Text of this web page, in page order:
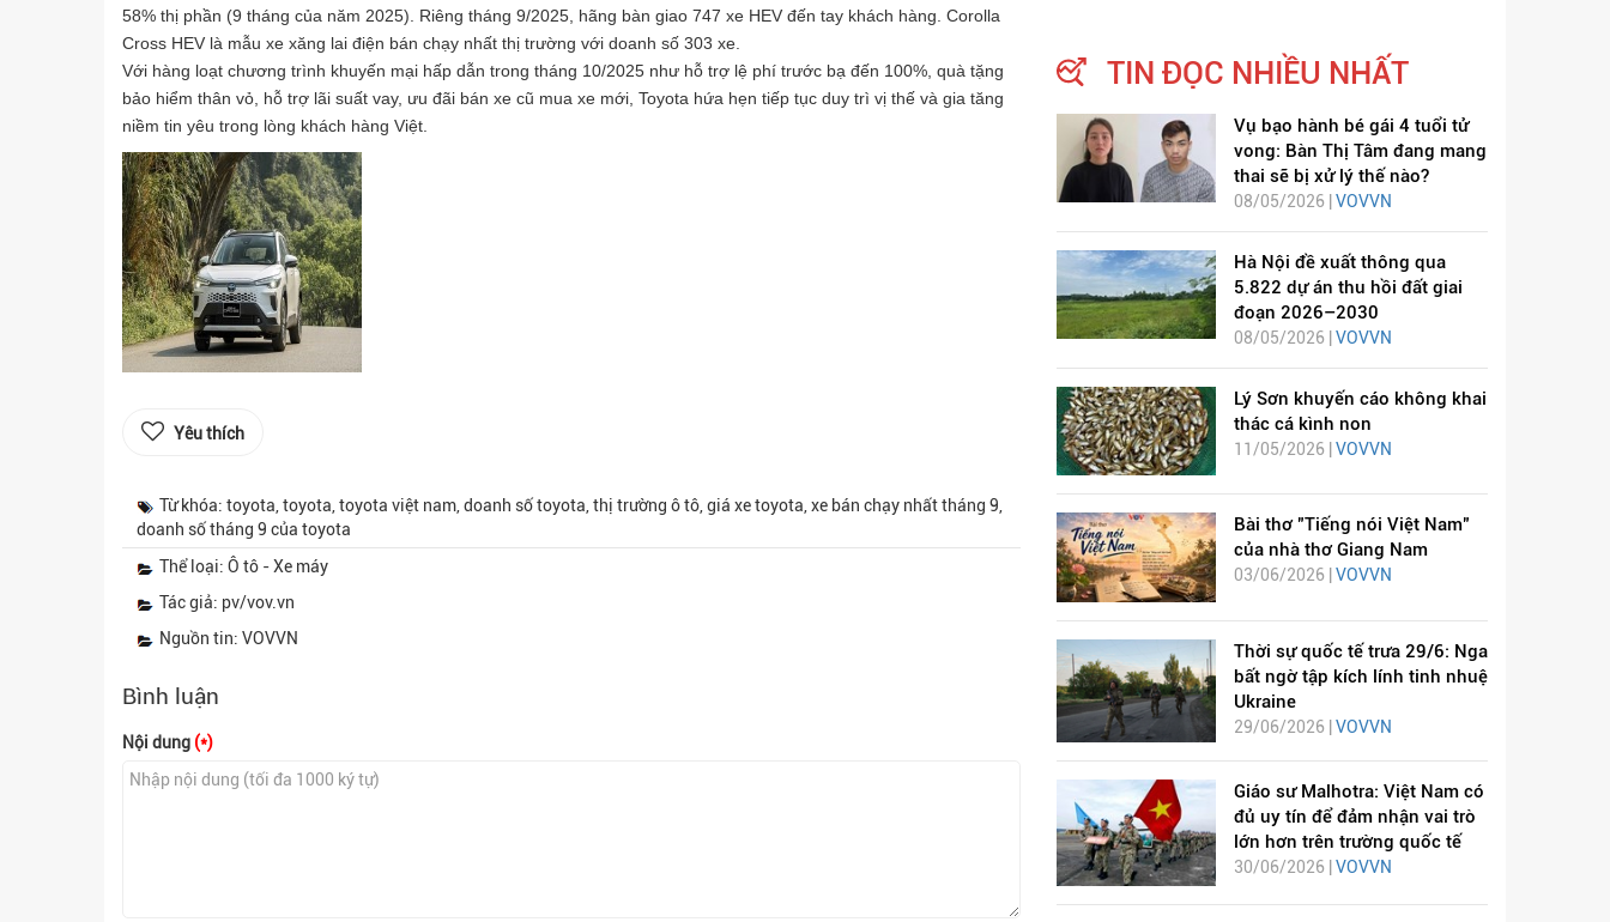
58% thị phần (9 tháng của năm 2025). Riêng tháng 9/2025, hãng bàn giao 747 xe HEV đến tay khách hàng. Corolla
Cross HEV là mẫu xe xăng lai điện bán chạy nhất thị trường với doanh số 303 xe.
Với hàng loạt chương trình khuyến mại hấp dẫn trong tháng 10/2025 như hỗ trợ lệ phí trước bạ đến 100%, quà tặng
bảo hiểm thân vỏ, hỗ trợ lãi suất vay, ưu đãi bán xe cũ mua xe mới, Toyota hứa hẹn tiếp tục duy trì vị thế và gia tăng
niềm tin yêu trong lòng khách hàng Việt.
Yêu thích
Từ khóa: toyota, toyota, toyota việt nam, doanh số toyota, thị trường ô tô, giá xe toyota, xe bán chạy nhất tháng 9,
doanh số tháng 9 của toyota
Thể loại: Ô tô - Xe máy
Tác giả: pv/vov.vn
Nguồn tin: VOVVN
Bình luận
Nội dung (*)
TIN ĐỌC NHIỀU NHẤT
Vụ bạo hành bé gái 4 tuổi tử
vong: Bàn Thị Tâm đang mang
thai sẽ bị xử lý thế nào?
08/05/2026 | VOVVN
Hà Nội đề xuất thông qua
5.822 dự án thu hồi đất giai
đoạn 2026–2030
08/05/2026 | VOVVN
Lý Sơn khuyến cáo không khai
thác cá kình non
11/05/2026 | VOVVN
Bài thơ "Tiếng nói Việt Nam"
của nhà thơ Giang Nam
03/06/2026 | VOVVN
Thời sự quốc tế trưa 29/6: Nga
bất ngờ tập kích lính tinh nhuệ
Ukraine
29/06/2026 | VOVVN
Giáo sư Malhotra: Việt Nam có
đủ uy tín để đảm nhận vai trò
lớn hơn trên trường quốc tế
30/06/2026 | VOVVN